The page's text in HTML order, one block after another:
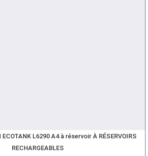
L6290 A4 à réservoir À RÉSERVOIRS
RECHARGEABLES